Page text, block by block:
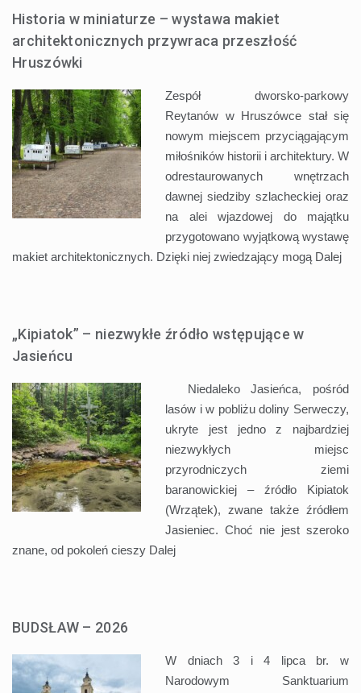
Historia w miniaturze – wystawa makiet
architektonicznych przywraca przeszłość
Hruszówki
Zespół dworsko-parkowy
Reytanów w Hruszówce stał się
nowym miejscem przyciągającym
miłośników historii i architektury. W
odrestaurowanych wnętrzach
dawnej siedziby szlacheckiej oraz
na alei wjazdowej do majątku
przygotowano wyjątkową wystawę
makiet architektonicznych. Dzięki niej zwiedzający mogą Dalej
„Kipiatok” – niezwykłe źródło wstępujące w
Jasieńcu
Niedaleko Jasieńca, pośród
lasów i w pobliżu doliny Serweczy,
ukryte jest jedno z najbardziej
niezwykłych miejsc
przyrodniczych ziemi
baranowickiej – źródło Kipiatok
(Wrzątek), zwane także źródłem
Jasieniec. Choć nie jest szeroko
znane, od pokoleń cieszy Dalej
BUDSŁAW – 2026
W dniach 3 i 4 lipca br. w
Narodowym Sanktuarium